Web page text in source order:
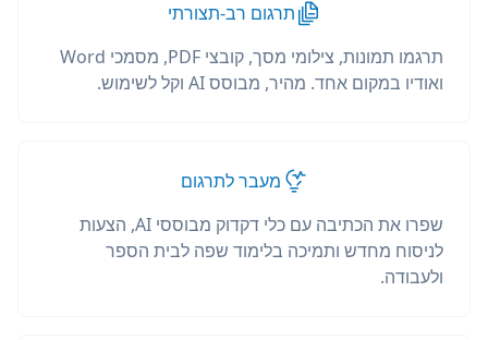
תרגום רב-תצורתי
תרגמו תמונות, צילומי מסך, קובצי PDF, מסמכי Word
ואודיו במקום אחד. מהיר, מבוסס AI וקל לשימוש.
מעבר לתרגום
שפרו את הכתיבה עם כלי דקדוק מבוססי AI, הצעות
לניסוח מחדש ותמיכה בלימוד שפה לבית הספר
ולעבודה.